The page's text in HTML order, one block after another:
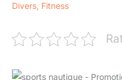
Divers, Fitness